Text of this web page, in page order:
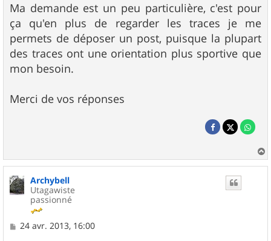
Ma demande est un peu particulière, c'est pour
ça qu'en plus de regarder les traces je me
permets de déposer un post, puisque la plupart
des traces ont une orientation plus sportive que
mon besoin.
Merci de vos réponses
a
Archybell
Utagawiste
passionné
M
24 avr. 2013, 16:00